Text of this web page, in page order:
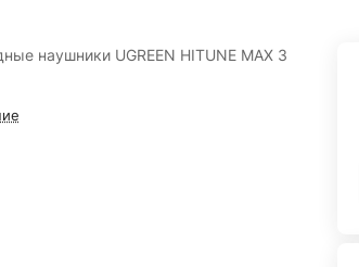
наушники UGREEN HITUNE MAX 3